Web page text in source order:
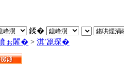
鍒�
ぉ闂� > 淇′箟琛�